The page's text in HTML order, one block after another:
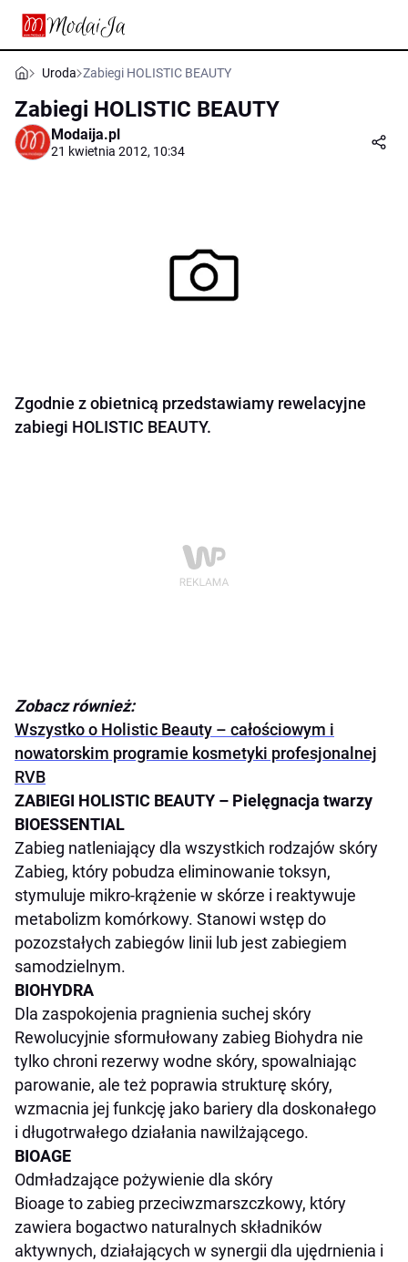
Uroda Zabiegi HOLISTIC BEAUTY
Zabiegi HOLISTIC BEAUTY
Modaija.pl
21 kwietnia 2012, 10:34
Zgodnie z obietnicą przedstawiamy rewelacyjne
zabiegi HOLISTIC BEAUTY.
Zobacz również:
Wszystko o Holistic Beauty – całościowym i
nowatorskim programie kosmetyki profesjonalnej
RVB
ZABIEGI HOLISTIC BEAUTY – Pielęgnacja twarzy
BIOESSENTIAL
Zabieg natleniający dla wszystkich rodzajów skóry
Zabieg, który pobudza eliminowanie toksyn,
stymuluje mikro-krążenie w skórze i reaktywuje
metabolizm komórkowy. Stanowi wstęp do
pozozstałych zabiegów linii lub jest zabiegiem
samodzielnym.
BIOHYDRA
Dla zaspokojenia pragnienia suchej skóry
Rewolucyjnie sformułowany zabieg Biohydra nie
tylko chroni rezerwy wodne skóry, spowalniając
parowanie, ale też poprawia strukturę skóry,
wzmacnia jej funkcję jako bariery dla doskonałego
i długotrwałego działania nawilżającego.
BIOAGE
Odmładzające pożywienie dla skóry
Bioage to zabieg przeciwzmarszczkowy, który
zawiera bogactwo naturalnych składników
aktywnych, działających w synergii dla ujędrnienia i